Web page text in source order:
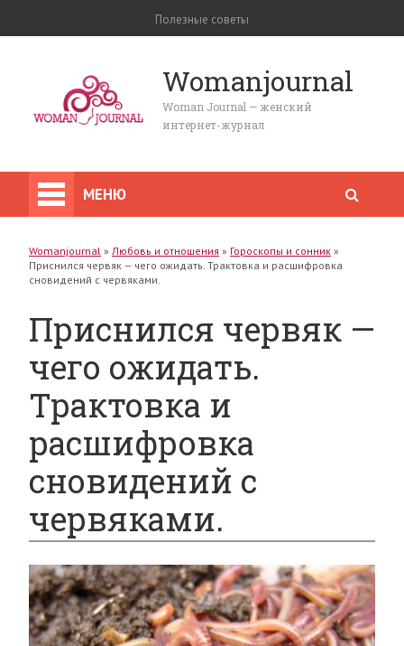
Полезные советы
Womanjournal
Woman Journal — женский
интернет-журнал
МЕНЮ
Womanjournal » Любовь и отношения » Гороскопы и сонник »
Приснился червяк — чего ожидать. Трактовка и расшифровка
сновидений с червяками.
Приснился червяк —
чего ожидать.
Трактовка и
расшифровка
сновидений с
червяками.